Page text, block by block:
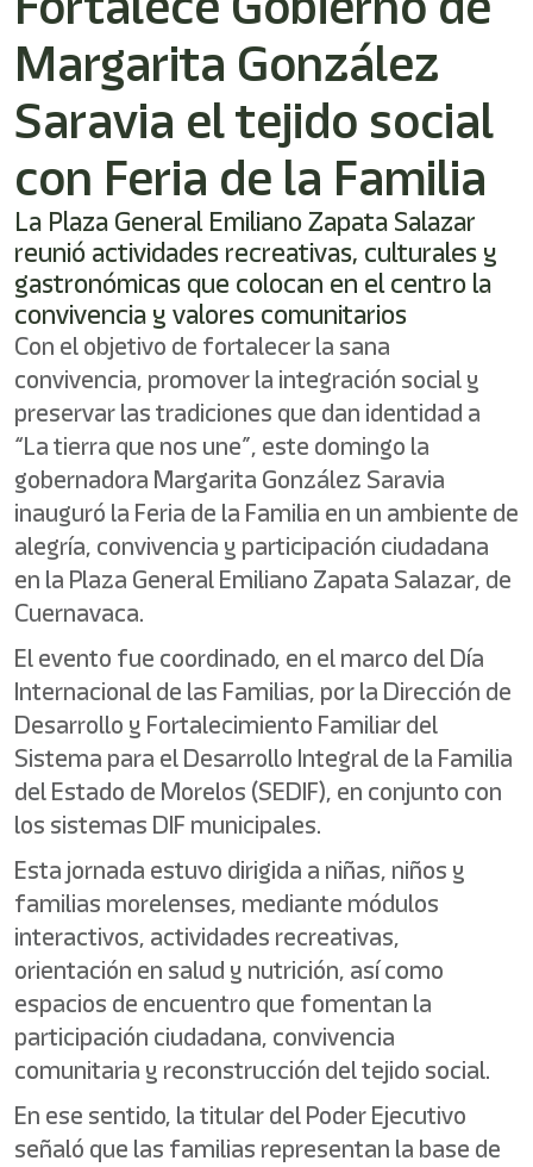
Margarita González
Saravia el tejido social
con Feria de la Familia
La Plaza General Emiliano Zapata Salazar
reunió actividades recreativas, culturales y
gastronómicas que colocan en el centro la
convivencia y valores comunitarios
Con el objetivo de fortalecer la sana
convivencia, promover la integración social y
preservar las tradiciones que dan identidad a
“La tierra que nos une”, este domingo la
gobernadora Margarita González Saravia
inauguró la Feria de la Familia en un ambiente de
alegría, convivencia y participación ciudadana
en la Plaza General Emiliano Zapata Salazar, de
Cuernavaca.
El evento fue coordinado, en el marco del Día
Internacional de las Familias, por la Dirección de
Desarrollo y Fortalecimiento Familiar del
Sistema para el Desarrollo Integral de la Familia
del Estado de Morelos (SEDIF), en conjunto con
los sistemas DIF municipales.
Esta jornada estuvo dirigida a niñas, niños y
familias morelenses, mediante módulos
interactivos, actividades recreativas,
orientación en salud y nutrición, así como
espacios de encuentro que fomentan la
participación ciudadana, convivencia
comunitaria y reconstrucción del tejido social.
En ese sentido, la titular del Poder Ejecutivo
señaló que las familias representan la base de